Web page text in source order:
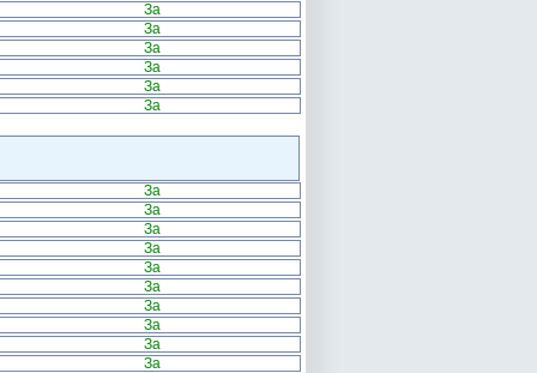
За
За
За
За
За
За
За
За
За
За
За
За
За
За
За
За